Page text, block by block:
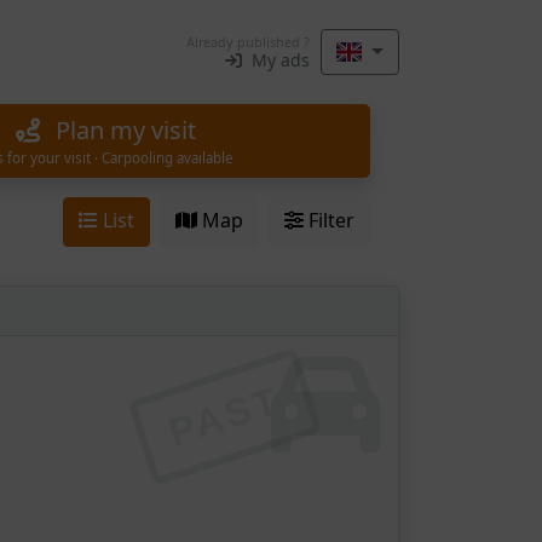
Already published ?
My ads
Plan my visit
for your visit · Carpooling available
List Map Filter